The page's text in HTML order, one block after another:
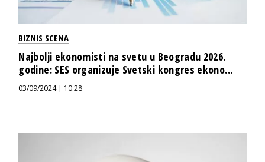
BIZNIS SCENA
Najbolji ekonomisti na svetu u Beogradu 2026.
godine: SES organizuje Svetski kongres ekono...
03/09/2024 | 10:28